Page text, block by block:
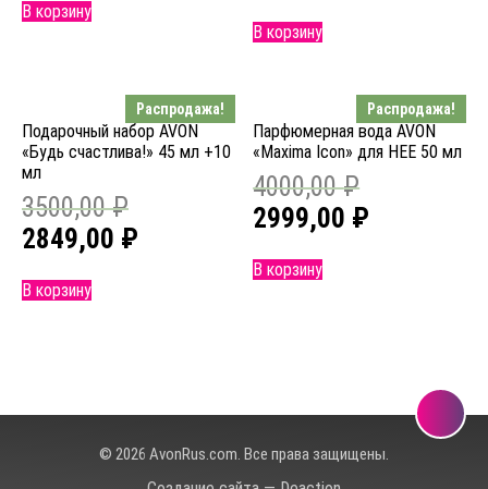
В корзину
В корзину
Распродажа!
Подарочный набор AVON
«Будь счастлива!» 45 мл +10
мл
3500,00₽
2849,00 ₽
В корзину
Распродажа!
Парфюмерная вода AVON
«Maxima Icon» для НЕЕ 50 мл
4000,00₽
2999,00 ₽
В корзину
© 2026 AvonRus.com. Все права защищены.